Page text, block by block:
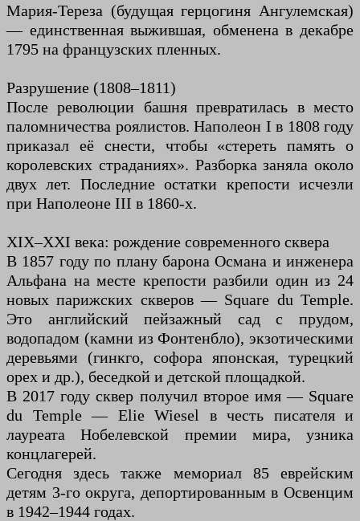
Мария-Тереза (будущая герцогиня Ангулемская)
— единственная выжившая, обменена в декабре
1795 на французских пленных.
Разрушение (1808–1811)
После революции башня превратилась в место
паломничества роялистов. Наполеон I в 1808 году
приказал её снести, чтобы «стереть память о
королевских страданиях». Разборка заняла около
двух лет. Последние остатки крепости исчезли
при Наполеоне III в 1860-х.
XIX–XXI века: рождение современного сквера
В 1857 году по плану барона Османа и инженера
Альфана на месте крепости разбили один из 24
новых парижских скверов — Square du Temple.
Это английский пейзажный сад с прудом,
водопадом (камни из Фонтенбло), экзотическими
деревьями (гинкго, софора японская, турецкий
орех и др.), беседкой и детской площадкой.
В 2017 году сквер получил второе имя — Square
du Temple — Elie Wiesel в честь писателя и
лауреата Нобелевской премии мира, узника
концлагерей.
Сегодня здесь также мемориал 85 еврейским
детям 3-го округа, депортированным в Освенцим
в 1942–1944 годах.